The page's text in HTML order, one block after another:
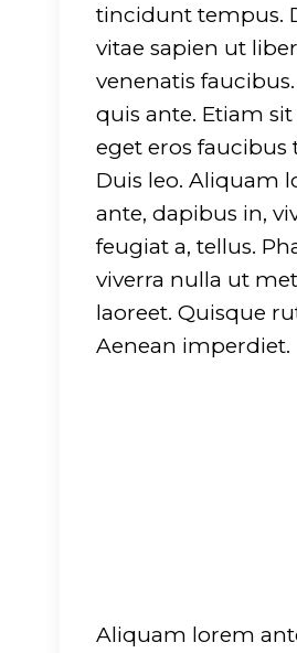
tincidunt tempus.
vitae sapien ut
venenatis
quis ante. Etiam
eget eros faucibus
Duis leo. Aliquam
ante, dapibus in,
feugiat a, tellus.
viverra nulla ut
laoreet. Quisque
Aenean imperdiet.
Aliquam lorem